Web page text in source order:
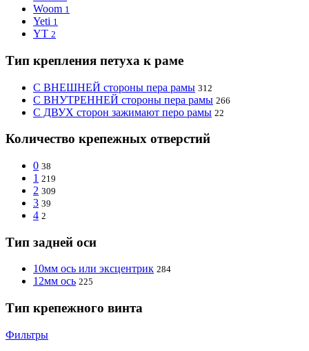
Woom 1
Yeti 1
YT 2
Тип крепления петуха к раме
С ВНЕШНЕЙ стороны пера рамы 312
С ВНУТРЕННЕЙ стороны пера рамы 266
С ДВУХ сторон зажимают перо рамы 22
Количество крепежных отверстий
0 38
1 219
2 309
3 39
4 2
Тип задней оси
10мм ось или эксцентрик 284
12мм ось 225
Тип крепежного винта
Фильтры